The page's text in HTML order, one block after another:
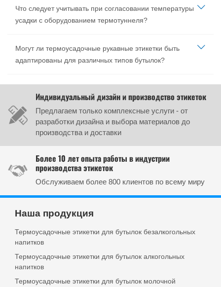
Что следует учитывать при согласовании температуры
усадки с оборудованием термотуннеля?
Могут ли термоусадочные рукавные этикетки быть
адаптированы для различных типов бутылок?
Индивидуальный дизайн и производство этикеток
Предлагаем только комплексные услуги - от
разработки дизайна и выбора материалов до
производства и доставки
Более 10 лет опыта работы в индустрии
производства этикеток
Обслуживаем более 800 клиентов по всему миру
Наша продукция
Термоусадочные этикетки для бутылок безалкогольных
напитков
Термоусадочные этикетки для бутылок алкогольных
напитков
Термоусадочные этикетки для бутылок молочной